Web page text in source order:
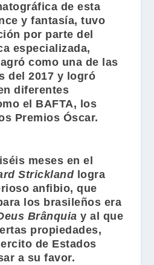
de esta
y fantasía, tuvo
por parte del
especializada,
como una de las
del 2017 y logró
diferentes
el BAFTA, los
Premios Óscar.
meses en el
Stricklandlogra
anfibio, que
los brasileños era
Brânquia y al que
propiedades,
de Estados
a su favor.